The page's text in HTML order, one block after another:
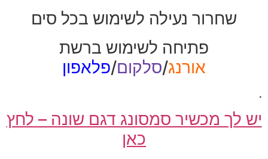
שחרור נעילה לשימוש בכל סים
פתיחה לשימוש ברשת
אורנג/סלקום/פלאפון
.
יש לך מכשיר סמסונג דגם שונה – לחץ
כאן